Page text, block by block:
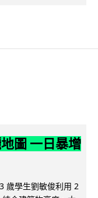
圖 一日暴增
歲學生劉敏俊利用 2